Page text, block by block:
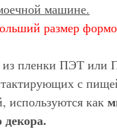
машине.
размер
из пленки ПЭТ
с
используются как